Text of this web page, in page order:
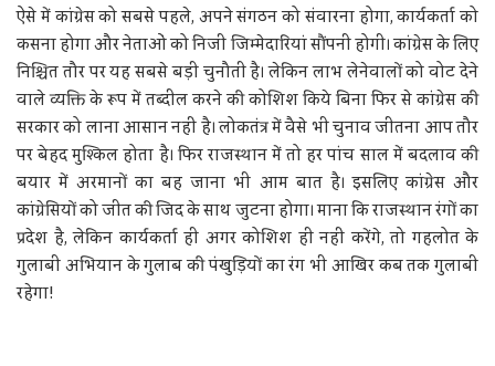
ऐसे में कांग्रेस को सबसे पहले, अपने संगठन को संवारना होगा, कार्यकर्ता को
कसना होगा और नेताओं को निजी जिम्मेदारियां सौंपनी होगी। कांग्रेस के लिए
निश्चित तौर पर यह सबसे बड़ी चुनौती है। लेकिन लाभ लेनेवालों को वोट देने
वाले व्यक्ति के रूप में तब्दील करने की कोशिश किये बिना फिर से कांग्रेस की
सरकार को लाना आसान नहीं है। लोकतंत्र में वैसे भी चुनाव जीतना आप तौर
पर बेहद मुश्किल होता है। फिर राजस्थान में तो हर पांच साल में बदलाव की
बयार में अरमानों का बह जाना भी आम बात है। इसलिए कांग्रेस और
कांग्रेसियों को जीत की जिद के साथ जुटना होगा। माना कि राजस्थान रंगों का
प्रदेश है, लेकिन कार्यकर्ता ही अगर कोशिश ही नहीं करेंगे, तो गहलोत के
गुलाबी अभियान के गुलाब की पंखुड़ियों का रंग भी आखिर कब तक गुलाबी
रहेगा!